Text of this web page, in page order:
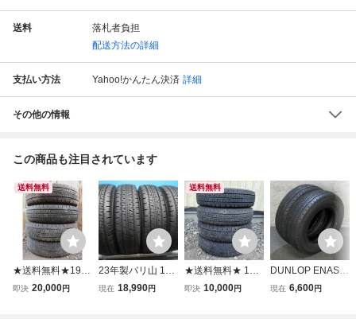
送料
落札者負担
配送方法の詳細
支払い方法 Yahoo!かんたん決済 詳細
その他の情報
この商品も注目されています
送料無料
★送料無料★195/
80R15 107/105L
即決 20,000円
23年製バリ山 19
5/80R15 107/105
現在 18,990円
送料無料
★送料無料★ 145/
80R12 80/78N LT
即決 10,000円
DUNLOP ENASA
VE VAN01 195/80
現在 6,600円